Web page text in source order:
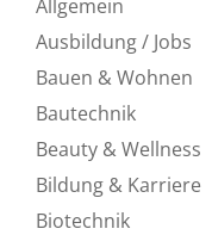
Allgemein
Ausbildung / Jobs
Bauen & Wohnen
Bautechnik
Beauty & Wellness
Bildung & Karriere
Biotechnik